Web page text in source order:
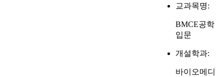
교과목명:
BMCE공학
입문
개설학과:
바이오메디